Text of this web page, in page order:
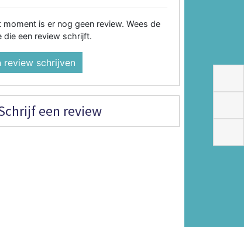
moment is er nog geen review. Wees de
die een review schrijft.
review schrijven
een review